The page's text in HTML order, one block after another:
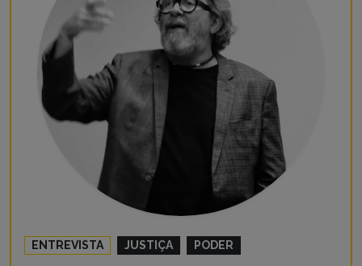
ENTREVISTA JUSTIÇA PODER